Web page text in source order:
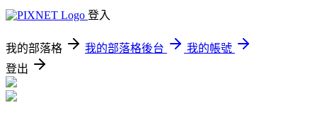
登入
我的部落格 我的部落格後台
我的帳號
登出